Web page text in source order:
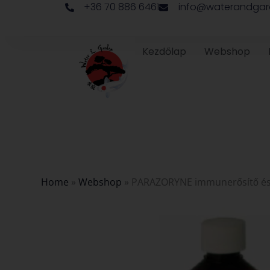
+36 70 886 6461
Kezdőlap Webshop
Home » Webshop » PARAZORYNE immunerősítő